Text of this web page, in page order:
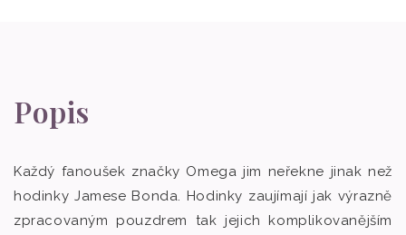
Popis
Každý fanoušek značky Omega jim neřekne jinak než
hodinky Jamese Bonda. Hodinky zaujímají jak výrazně
zpracovaným pouzdrem tak jejich komplikovanějším